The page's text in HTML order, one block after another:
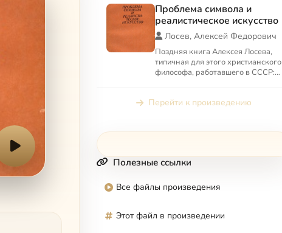
Проблема символа и
реалистическое искусство
Лосев, Алексей Федорович
Поздняя книга Алексея Лосева,
типичная для этого христианского
философа, работавшего в СССР:
к...
Перейти к произведению
Полезные ссылки
Все файлы произведения
Этот файл в произведении